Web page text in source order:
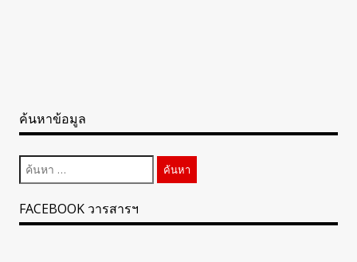
ค้นหาข้อมูล
ค้นหา
สำหรับ:
FACEBOOK วารสารฯ